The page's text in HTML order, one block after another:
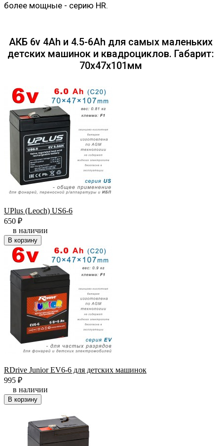
более мощные - серию HR.
АКБ 6v 4Ah и 4.5-6Ah для самых маленьких
детских машинок и квадроциклов. Габарит:
70х47х101мм
UPlus (Leoch) US6-6
650 ₽
в наличии
В корзину
RDrive Junior EV6-6 для детских машинок
995 ₽
в наличии
В корзину